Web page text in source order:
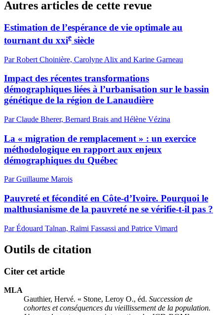
Autres articles de cette revue
Estimation de l’espérance de vie optimale au
tournant du xxie siècle
Par Robert Choinière, Carolyne Alix and Karine Garneau
Impact des récentes transformations
démographiques liées à l’urbanisation sur le bassin
génétique de la région de Lanaudière
Par Claude Bherer, Bernard Brais and Hélène Vézina
La « migration de remplacement » : un exercice
méthodologique en rapport aux enjeux
démographiques du Québec
Par Guillaume Marois
Pauvreté et fécondité en Côte-d’Ivoire. Pourquoi le
malthusianisme de la pauvreté ne se vérifie-t-il pas ?
Par Édouard Talnan, Raïmi Fassassi and Patrice Vimard
Outils de citation
Citer cet article
MLA
Gauthier, Hervé. « Stone, Leroy O., éd. Succession de
cohortes et conséquences du vieillissement de la population.